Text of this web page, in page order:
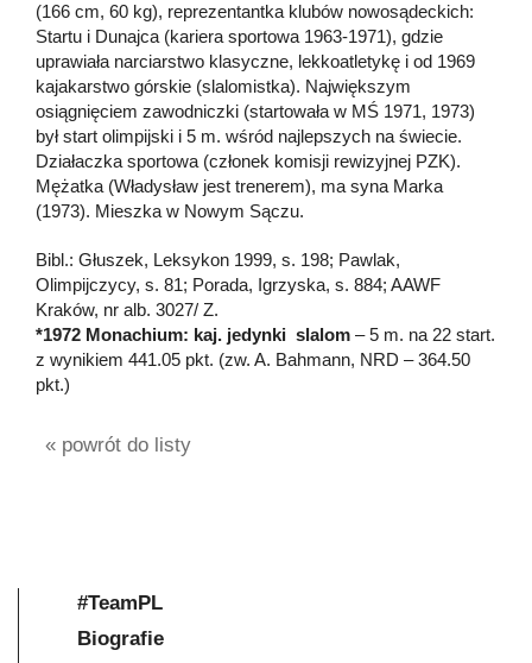
(166 cm, 60 kg), reprezentantka klubów nowosądeckich:
Startu i Dunajca (kariera sportowa 1963-1971), gdzie
uprawiała narciarstwo klasyczne, lekkoatletykę i od 1969
kajakarstwo górskie (slalomistka). Największym
osiągnięciem zawodniczki (startowała w MŚ 1971, 1973)
był start olimpijski i 5 m. wśród najlepszych na świecie.
Działaczka sportowa (członek komisji rewizyjnej PZK).
Mężatka (Władysław jest trenerem), ma syna Marka
(1973). Mieszka w Nowym Sączu.
Bibl.: Głuszek, Leksykon 1999, s. 198; Pawlak,
Olimpijczycy, s. 81; Porada, Igrzyska, s. 884; AAWF
Kraków, nr alb. 3027/ Z.
*1972 Monachium: kaj. jedynki slalom – 5 m. na 22 start.
z wynikiem 441.05 pkt. (zw. A. Bahmann, NRD – 364.50
pkt.)
« powrót do listy
#TeamPL
Biografie